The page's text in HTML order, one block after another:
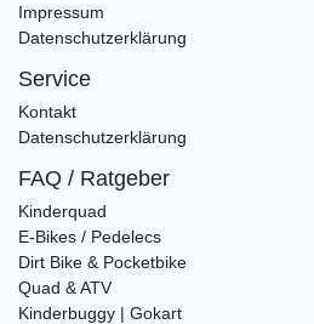
Impressum
Datenschutzerklärung
Service
Kontakt
Datenschutzerklärung
FAQ / Ratgeber
Kinderquad
E-Bikes / Pedelecs
Dirt Bike & Pocketbike
Quad & ATV
Kinderbuggy | Gokart